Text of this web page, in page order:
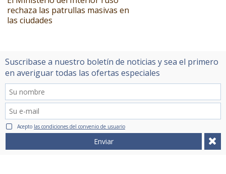
rechaza las patrullas masivas en
las ciudades
Suscribase a nuestro boletín de noticias y sea el primero
en averiguar todas las ofertas especiales
Acepto las condiciones del convenio de usuario
Enviar